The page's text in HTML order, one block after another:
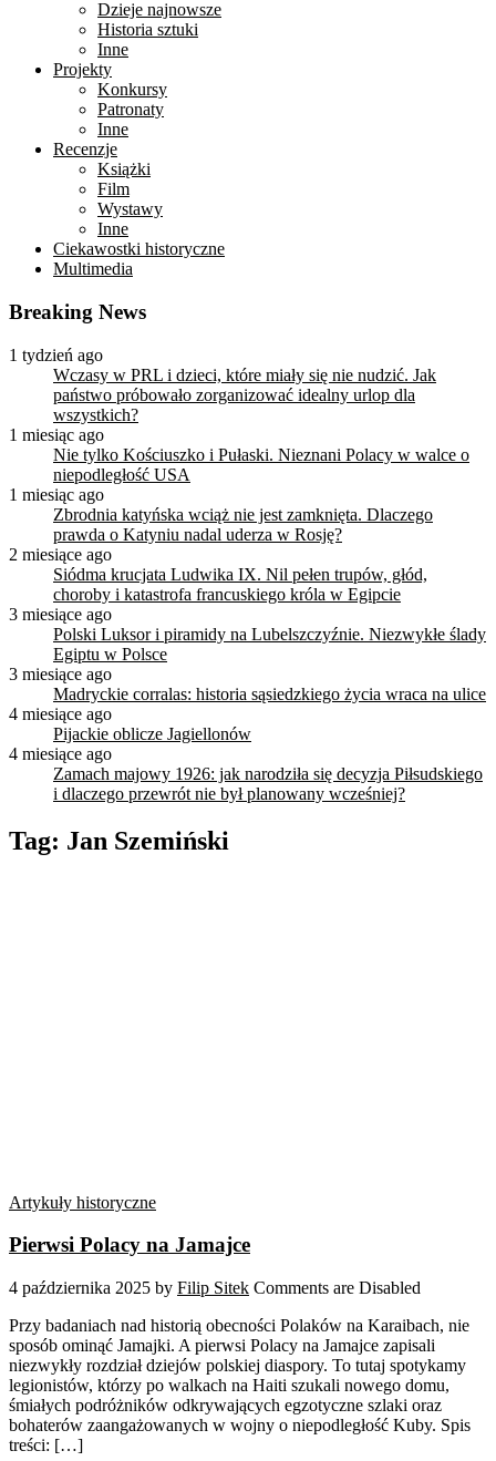
Dzieje najnowsze
Historia sztuki
Inne
Projekty
Konkursy
Patronaty
Inne
Recenzje
Książki
Film
Wystawy
Inne
Ciekawostki historyczne
Multimedia
Breaking News
1 tydzień ago
Wczasy w PRL i dzieci, które miały się nie nudzić. Jak
państwo próbowało zorganizować idealny urlop dla
wszystkich?
1 miesiąc ago
Nie tylko Kościuszko i Pułaski. Nieznani Polacy w walce o
niepodległość USA
1 miesiąc ago
Zbrodnia katyńska wciąż nie jest zamknięta. Dlaczego
prawda o Katyniu nadal uderza w Rosję?
2 miesiące ago
Siódma krucjata Ludwika IX. Nil pełen trupów, głód,
choroby i katastrofa francuskiego króla w Egipcie
3 miesiące ago
Polski Luksor i piramidy na Lubelszczyźnie. Niezwykłe ślady
Egiptu w Polsce
3 miesiące ago
Madryckie corralas: historia sąsiedzkiego życia wraca na ulice
4 miesiące ago
Pijackie oblicze Jagiellonów
4 miesiące ago
Zamach majowy 1926: jak narodziła się decyzja Piłsudskiego
i dlaczego przewrót nie był planowany wcześniej?
Tag: Jan Szemiński
Artykuły historyczne
Pierwsi Polacy na Jamajce
4 października 2025 by Filip Sitek Comments are Disabled
Przy badaniach nad historią obecności Polaków na Karaibach, nie
sposób ominąć Jamajki. A pierwsi Polacy na Jamajce zapisali
niezwykły rozdział dziejów polskiej diaspory. To tutaj spotykamy
legionistów, którzy po walkach na Haiti szukali nowego domu,
śmiałych podróżników odkrywających egzotyczne szlaki oraz
bohaterów zaangażowanych w wojny o niepodległość Kuby. Spis
treści: […]